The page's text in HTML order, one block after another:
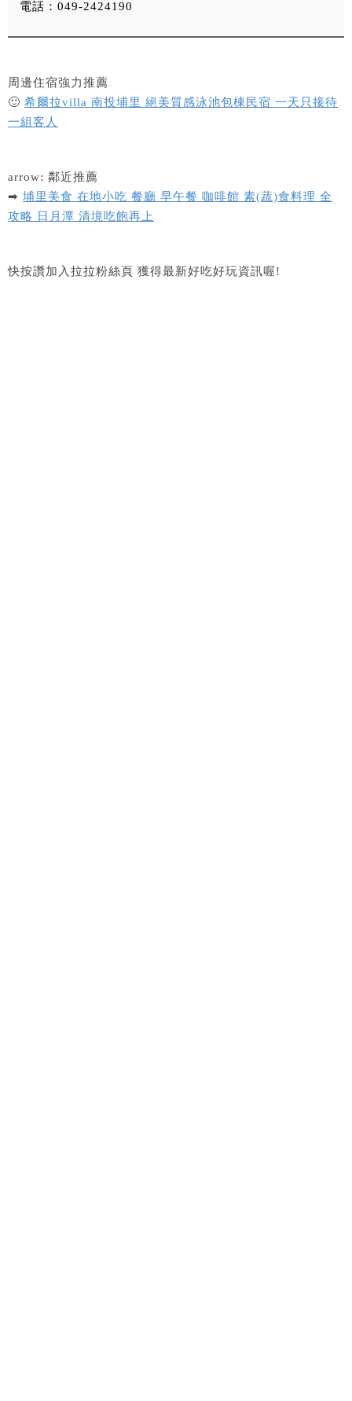
電話：049-2424190
周邊住宿強力推薦
🙂 希爾拉villa 南投埔里 絕美質感泳池包棟民宿 一天只接待
一組客人
arrow: 鄰近推薦
➡ 埔里美食 在地小吃 餐廳 早午餐 咖啡館 素(蔬)食料理 全
攻略 日月潭 清境吃飽再上
快按讚加入拉拉粉絲頁 獲得最新好吃好玩資訊喔!